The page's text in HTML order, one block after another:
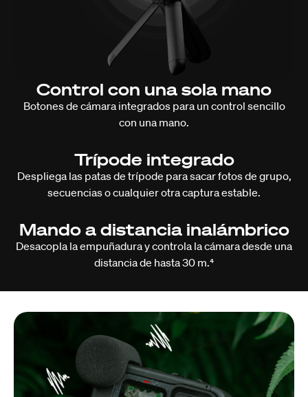
Control con una sola mano
Botones de cámara integrados para un control sencillo
con una mano.
Trípode integrado
Despliega las patas de trípode para sacar fotos de grupo,
secuencias o cualquier otra captura estable.
Mando a distancia inalámbrico
Desacopla la empuñadura y controla la cámara desde una
distancia de hasta 30 m.⁴